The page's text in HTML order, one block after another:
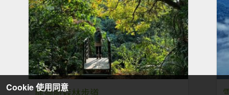
Cookie 使用同意